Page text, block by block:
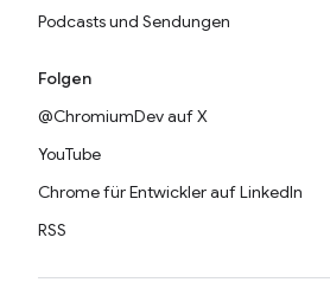
Podcasts und Sendungen
Folgen
@ChromiumDev auf X
YouTube
Chrome für Entwickler auf LinkedIn
RSS